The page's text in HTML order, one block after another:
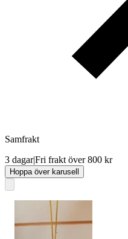
Samfrakt
3 dagar|Fri frakt över 800 kr
Hoppa över karusell